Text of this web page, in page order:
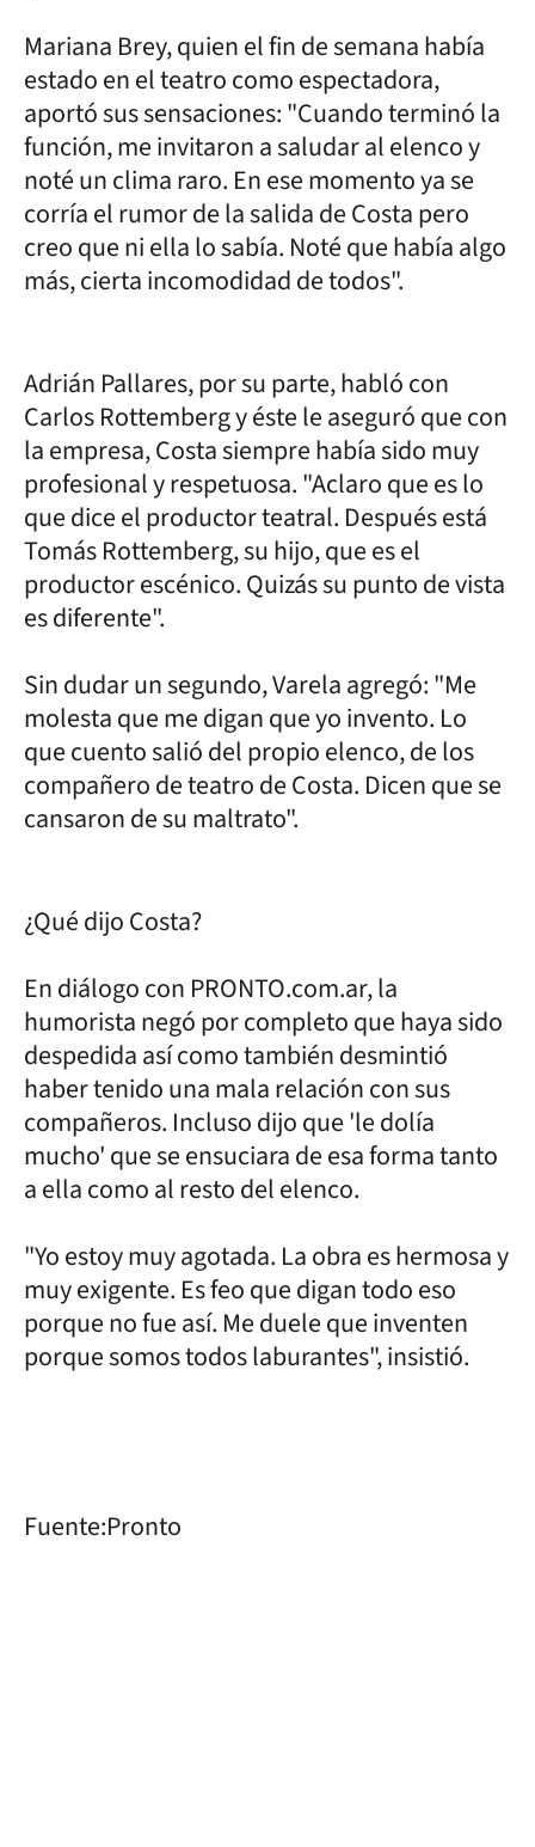
Mariana Brey, quien el fin de semana había
estado en el teatro como espectadora,
aportó sus sensaciones: "Cuando terminó la
función, me invitaron a saludar al elenco y
noté un clima raro. En ese momento ya se
corría el rumor de la salida de Costa pero
creo que ni ella lo sabía. Noté que había algo
más, cierta incomodidad de todos".
Adrián Pallares, por su parte, habló con
Carlos Rottemberg y éste le aseguró que con
la empresa, Costa siempre había sido muy
profesional y respetuosa. "Aclaro que es lo
que dice el productor teatral. Después está
Tomás Rottemberg, su hijo, que es el
productor escénico. Quizás su punto de vista
es diferente".
Sin dudar un segundo, Varela agregó: "Me
molesta que me digan que yo invento. Lo
que cuento salió del propio elenco, de los
compañero de teatro de Costa. Dicen que se
cansaron de su maltrato".
¿Qué dijo Costa?
En diálogo con PRONTO.com.ar, la
humorista negó por completo que haya sido
despedida así como también desmintió
haber tenido una mala relación con sus
compañeros. Incluso dijo que 'le dolía
mucho' que se ensuciara de esa forma tanto
a ella como al resto del elenco.
"Yo estoy muy agotada. La obra es hermosa y
muy exigente. Es feo que digan todo eso
porque no fue así. Me duele que inventen
porque somos todos laburantes", insistió.
Fuente:Pronto